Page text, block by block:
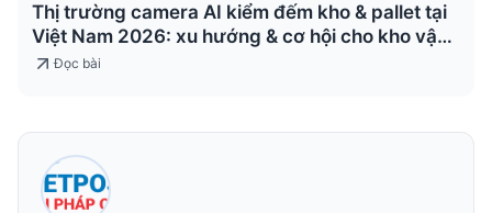
Thị trường camera AI kiểm đếm kho & pallet tại
Việt Nam 2026: xu hướng & cơ hội cho kho vận
& logistics
Đọc bài